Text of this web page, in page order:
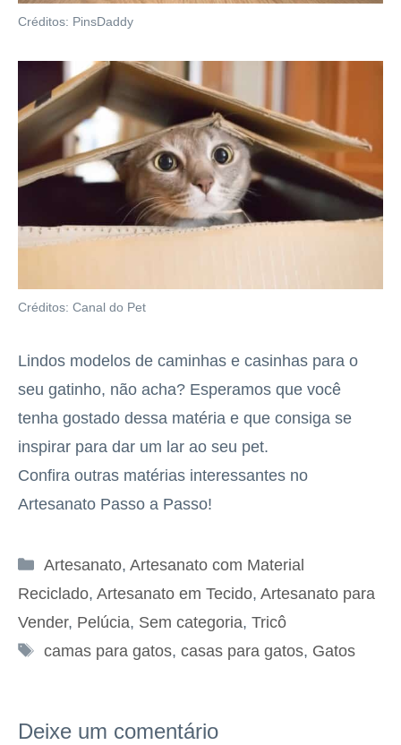
Créditos: PinsDaddy
Créditos: Canal do Pet
Lindos modelos de caminhas e casinhas para o
seu gatinho, não acha? Esperamos que você
tenha gostado dessa matéria e que consiga se
inspirar para dar um lar ao seu pet.
Confira outras matérias interessantes no
Artesanato Passo a Passo!
Categorias
Artesanato, Artesanato com Material
Reciclado, Artesanato em Tecido, Artesanato para
Vender, Pelúcia, Sem categoria, Tricô
Tags
camas para gatos, casas para gatos, Gatos
Deixe um comentário